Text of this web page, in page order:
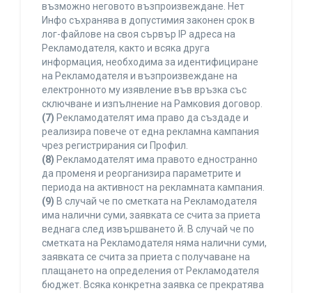
възможно неговото възпроизвеждане. Нет
Инфо съхранява в допустимия законен срок в
лог-файлове на своя сървър IP адреса на
Рекламодателя, както и всяка друга
информация, необходима за идентифициране
на Рекламодателя и възпроизвеждане на
електронното му изявление във връзка със
сключване и изпълнение на Рамковия договор.
(7) Рекламодателят има право да създаде и
реализира повече от една рекламна кампания
чрез регистрирания си Профил.
(8) Рекламодателят има правото едностранно
да променя и реорганизира параметрите и
периода на активност на рекламната кампания.
(9) В случай че по сметката на Рекламодателя
има налични суми, заявката се счита за приета
веднага след извършването й. В случай че по
сметката на Рекламодателя няма налични суми,
заявката се счита за приета с получаване на
плащането на определения от Рекламодателя
бюджет. Всяка конкретна заявка се прекратява